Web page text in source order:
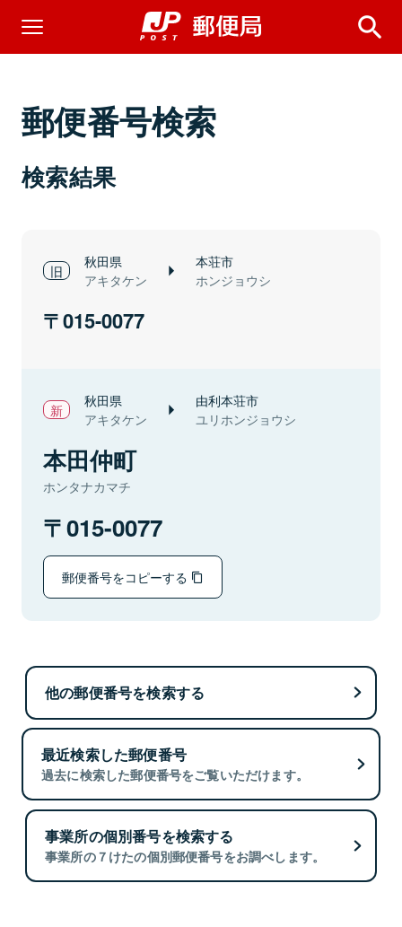
郵便番号検索
検索結果
秋田県
アキタケン
本荘市
ホンジョウシ
015-0077
秋田県
アキタケン
由利本荘市
ユリホンジョウシ
本田仲町
ホンタナカマチ
015-0077
郵便番号をコピーする
他の郵便番号を検索する
最近検索した郵便番号
過去に検索した郵便番号をご覧いただけます。
事業所の個別番号を検索する
事業所の７けたの個別郵便番号をお調べします。